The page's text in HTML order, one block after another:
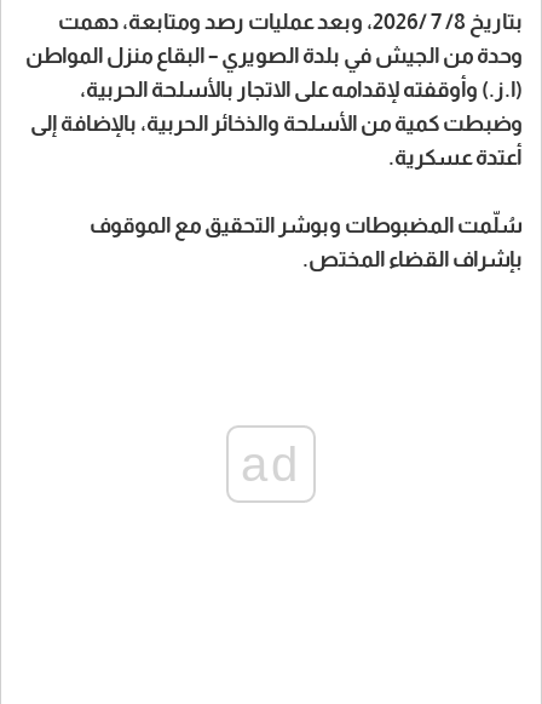
بتاريخ 8/ 7 /2026، وبعد عمليات رصد ومتابعة، دهمت
وحدة من الجيش في بلدة الصويري – البقاع منزل المواطن
(ا.ز.) وأوقفته لإقدامه على الاتجار بالأسلحة الحربية،
وضبطت كمية من الأسلحة والذخائر الحربية، بالإضافة إلى
أعتدة عسكرية.
سُلّمت المضبوطات وبوشر التحقيق مع الموقوف
بإشراف القضاء المختص.
ad